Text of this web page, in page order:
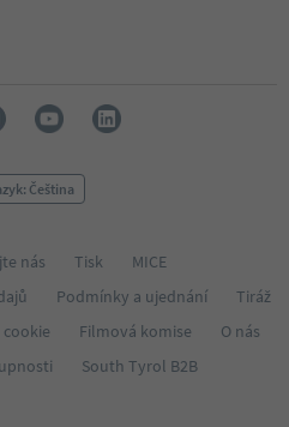
Čeština
nás Tisk
MICE
Podmínky a ujednání
Tiráž
Filmová komise
O nás
South Tyrol B2B